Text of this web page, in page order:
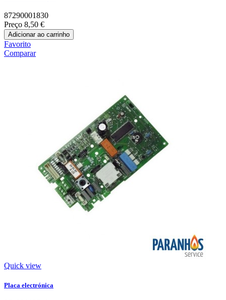
87290001830
Preço 8,50 €
Adicionar ao carrinho
Favorito
Comparar
Quick view
Placa electrónica